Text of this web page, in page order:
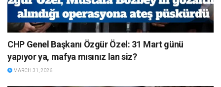
CHP Genel Başkanı Özgür Özel: 31 Mart günü
yapıyor ya, mafya mısınız lan siz?
MARCH 31, 2026